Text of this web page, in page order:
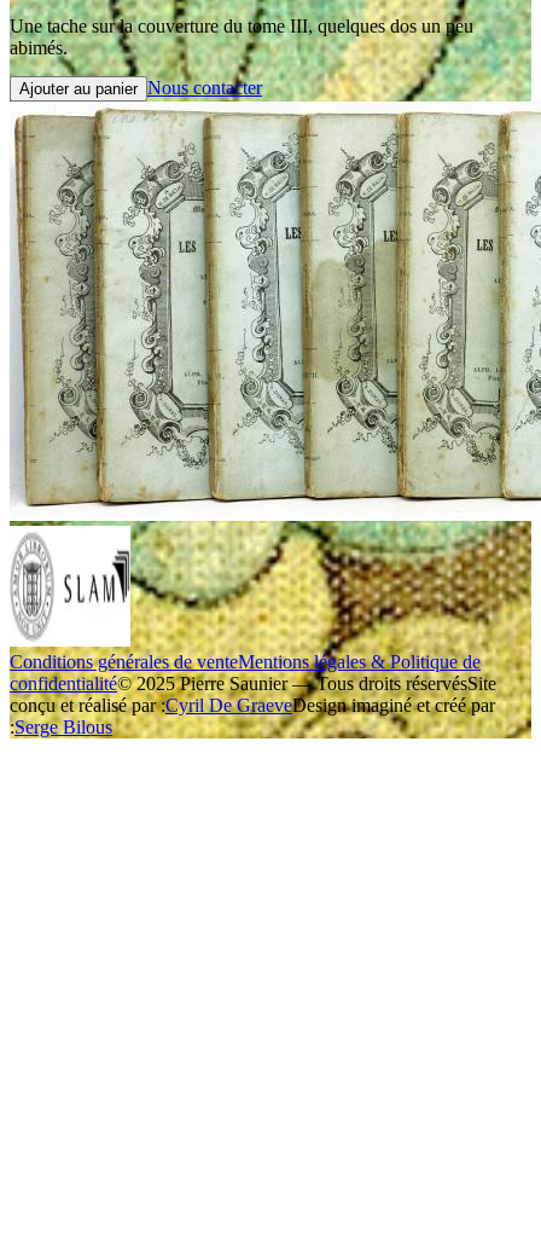
Une tache sur la couverture du tome III, quelques dos un peu
abimés.
Ajouter au panier Nous contacter
Conditions générales de venteMentions légales & Politique de
confidentialité© 2025 Pierre Saunier — Tous droits réservésSite
conçu et réalisé par :Cyril De GraeveDesign imaginé et créé par
:Serge Bilous